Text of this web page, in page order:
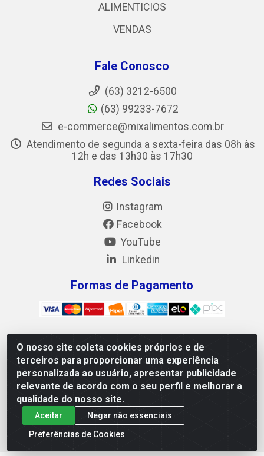
O nosso site coleta cookies próprios e de
terceiros para proporcionar uma experiência
personalizada ao usuário, apresentar publicidade
relevante de acordo com o seu perfil e melhorar a
qualidade do nosso site.
Aceitar
Negar não essenciais
Preferências de Cookies
ALIMENTICIOS
VENDAS
Fale Conosco
(63) 3212-6500
(63) 99233-7672
e-commerce@mixalimentos.com.br
Atendimento de segunda a sexta-feira das 08h às
12h e das 13h30 às 17h30
Redes Sociais
Instagram
Facebook
YouTube
Linkedin
Formas de Pagamento
Mix Alimentos LTDA - Quadra Asr Ne 55 (412 Norte), Alameda
02, S/N - Plano Diretor Norte, Palmas/TO - CEP 77.006-540 -
CNPJ 05.922.500/0001-02